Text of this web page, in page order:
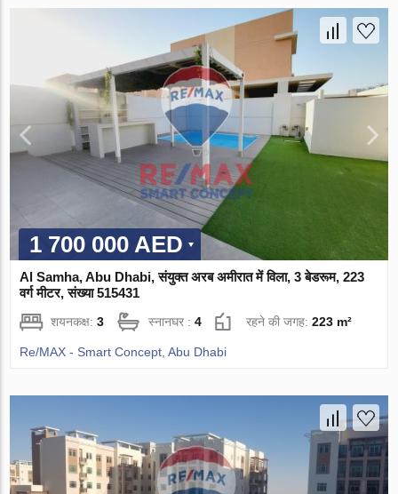
1 700 000 AED
Al Samha, Abu Dhabi, संयुक्त अरब अमीरात में विला, 3 बेडरूम, 223
वर्ग मीटर, संख्या 515431
शयनकक्ष:3 स्नानघर :4 रहने की जगह:223 m²
Re/MAX - Smart Concept, Abu Dhabi